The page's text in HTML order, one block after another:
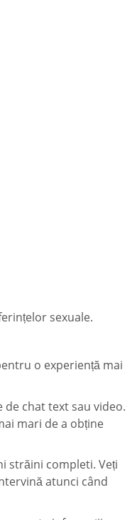
sexuale.
o experiență mai
chat text sau video.
mari de a obține
străini completi. Veți
atunci când